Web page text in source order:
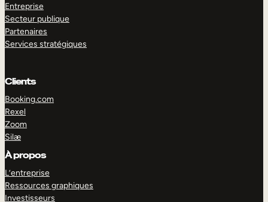
Entreprise
Secteur publique
Partenaires
Services stratégiques
Clients
Booking.com
Rexel
Zoom
Silæ
À propos
L’entreprise
Ressources graphiques
Investisseurs